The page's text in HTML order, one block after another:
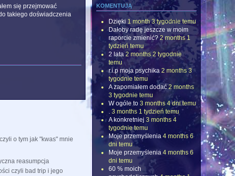
się przejmować
takiego doświadczenia
o tym jak "kwas" mnie
reasumpcja
czyli bad trip i jego
komentują
Dzięki 1 month 3 tygodnie temu
Dałoby radę jeszcze w moim
raporcie zmienić? 2 months 1
tydzień temu
2 lata 2 months 2 tygodnie
temu
r.i.p moja psychika 2 months 3
tygodnie temu
A zapomiałem dodać 2 months
3 tygodnie temu
W ogóle to 3 months 4 dni temu
3 months 1 tydzień temu
A konkretniej 3 months 4
tygodnie temu
Moje przemyślenia 4 months 6
dni temu
Moje przemyślenia 4 months 6
dni temu
60 % moich